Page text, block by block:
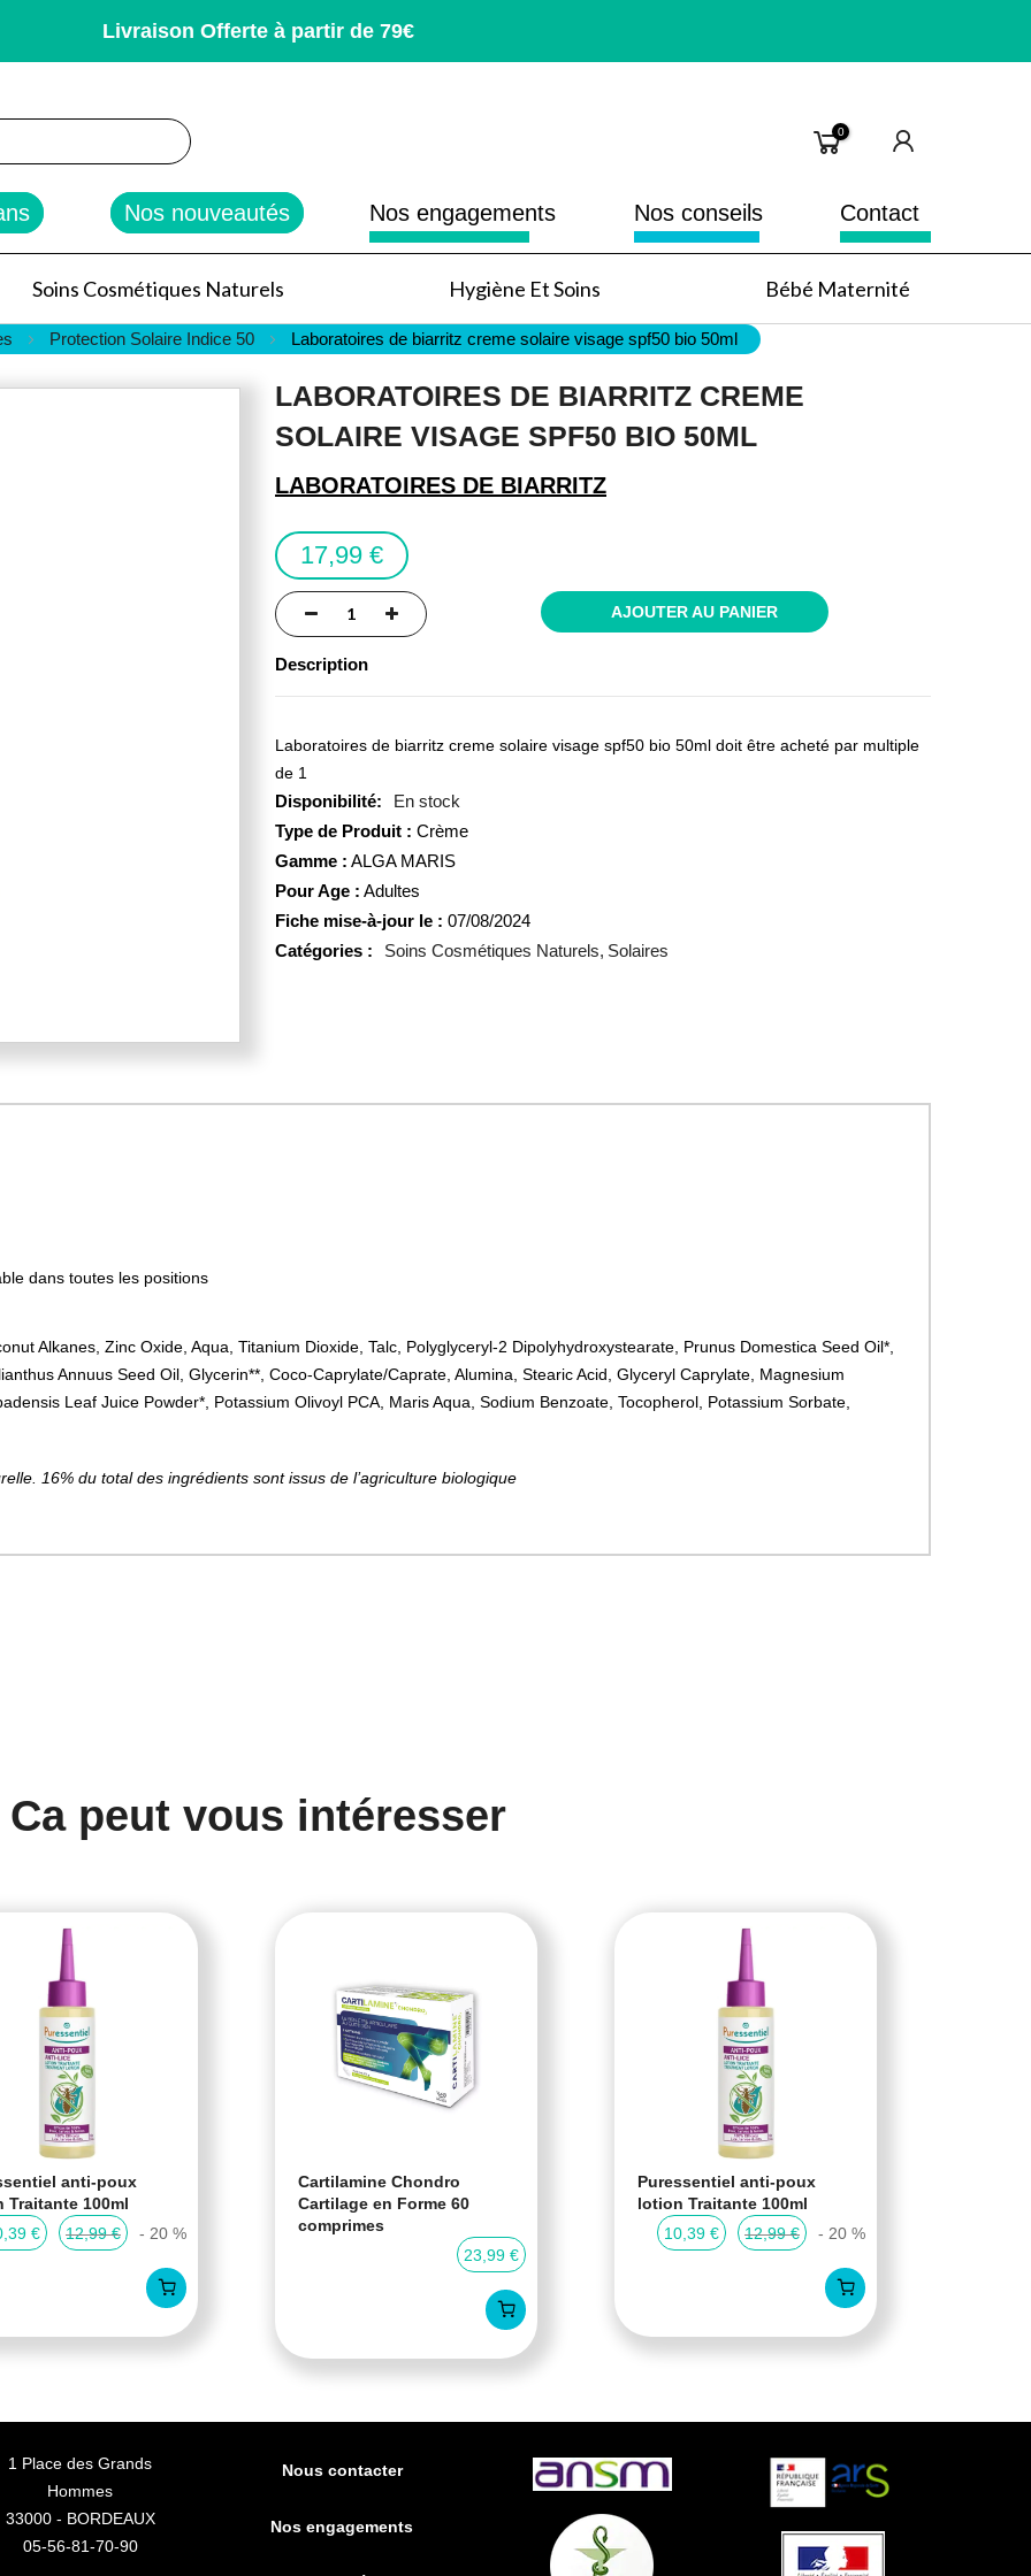
Livraison Offerte à partir de 79€
0
Nos nouveautés Nos engagements Nos conseils Contact
Soins Cosmétiques Naturels Hygiène Et Soins Bébé Maternité
Protection Solaire Indice 50 Laboratoires de biarritz creme solaire visage spf50 bio 50ml
LABORATOIRES DE BIARRITZ CREME
SOLAIRE VISAGE SPF50 BIO 50ML
LABORATOIRES DE BIARRITZ
17,99 €
AJOUTER AU PANIER
Description
Laboratoires de biarritz creme solaire visage spf50 bio 50ml doit être acheté par multiple
de 1
En stock
Type de Produit : Crème
Gamme : ALGA MARIS
Pour Age : Adultes
Fiche mise-à-jour le : 07/08/2024
Catégories :
Soins Cosmétiques Naturels Solaires
dans toutes les positions
Alkanes, Zinc Oxide, Aqua, Titanium Dioxide, Talc, Polyglyceryl-2 Dipolyhydroxystearate, Prunus Domestica Seed Oil*,
Annuus Seed Oil, Glycerin**, Coco-Caprylate/Caprate, Alumina, Stearic Acid, Glyceryl Caprylate, Magnesium
Leaf Juice Powder*, Potassium Olivoyl PCA, Maris Aqua, Sodium Benzoate, Tocopherol, Potassium Sorbate,
16% du total des ingrédients sont issus de l’agriculture biologique
Ca peut vous intéresser
anti-poux
Traitante 100ml
€
12,99 € - 20 %
Cartilamine Chondro
Cartilage en Forme 60
comprimes
23,99 €
Puressentiel anti-poux
lotion Traitante 100ml
10,39 €
12,99 € - 20 %
1 Place des Grands
Hommes
33000 - BORDEAUX
05-56-81-70-90
Nous contacter
Nos engagements